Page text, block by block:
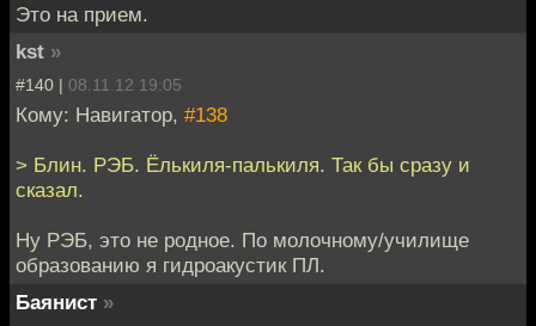
Это на прием.
kst »
#140 | 08.11.12 19:05
Кому: Навигатор, #138
> Блин. РЭБ. Ёлькиля-палькиля. Так бы сразу и
сказал.
Ну РЭБ, это не родное. По молочному/училище
образованию я гидроакустик ПЛ.
Баянист »